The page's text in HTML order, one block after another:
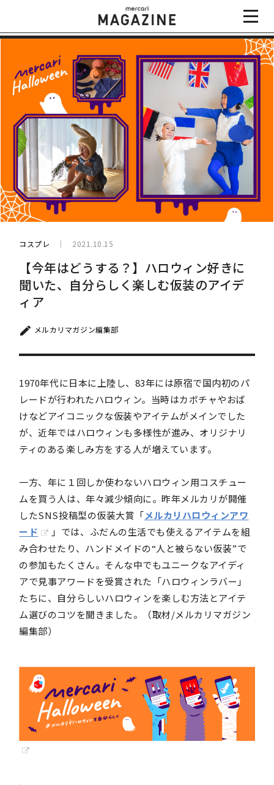
コスプレ 2021.10.15
【今年はどうする？】ハロウィン好きに
聞いた、自分らしく楽しむ仮装のアイデ
ィア
メルカリマガジン編集部
1970年代に日本に上陸し、83年には原宿で国内初のパ
レードが行われたハロウィン。当時はカボチャやおば
けなどアイコニックな仮装やアイテムがメインでした
が、近年ではハロウィンも多様性が進み、オリジナリ
ティのある楽しみ方をする人が増えています。
一方、年に１回しか使わないハロウィン用コスチュー
ムを買う人は、年々減少傾向に。昨年メルカリが開催
したSNS投稿型の仮装大賞「メルカリハロウィンアワ
ード
」では、ふだんの生活でも使えるアイテムを組
み合わせたり、ハンドメイドの“人と被らない仮装”で
の参加もたくさん。そんな中でもユニークなアイディ
アで見事アワードを受賞された「ハロウィンラバー」
たちに、自分らしいハロウィンを楽しむ方法とアイテ
ム選びのコツを聞きました。（取材/メルカリマガジン
編集部）